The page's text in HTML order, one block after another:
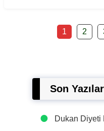
1 2
Son Yazılar
Dukan Diyeti